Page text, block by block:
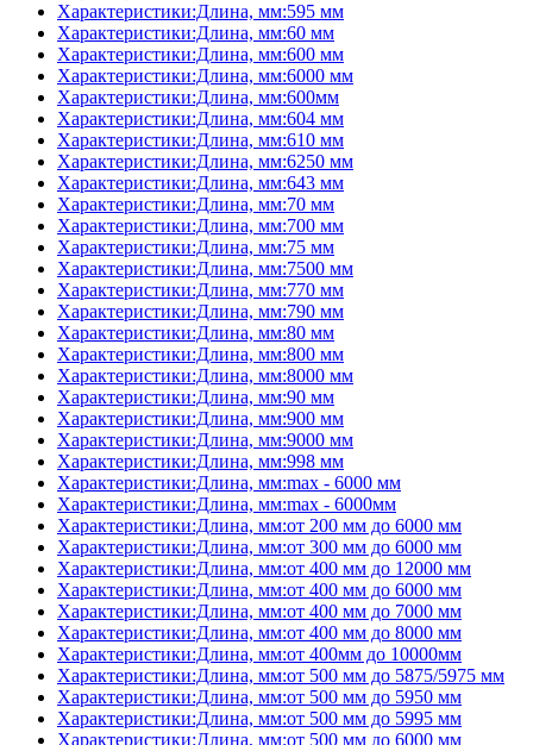
Характеристики:Длина, мм:595 мм
Характеристики:Длина, мм:60 мм
Характеристики:Длина, мм:600 мм
Характеристики:Длина, мм:6000 мм
Характеристики:Длина, мм:600мм
Характеристики:Длина, мм:604 мм
Характеристики:Длина, мм:610 мм
Характеристики:Длина, мм:6250 мм
Характеристики:Длина, мм:643 мм
Характеристики:Длина, мм:70 мм
Характеристики:Длина, мм:700 мм
Характеристики:Длина, мм:75 мм
Характеристики:Длина, мм:7500 мм
Характеристики:Длина, мм:770 мм
Характеристики:Длина, мм:790 мм
Характеристики:Длина, мм:80 мм
Характеристики:Длина, мм:800 мм
Характеристики:Длина, мм:8000 мм
Характеристики:Длина, мм:90 мм
Характеристики:Длина, мм:900 мм
Характеристики:Длина, мм:9000 мм
Характеристики:Длина, мм:998 мм
Характеристики:Длина, мм:max - 6000 мм
Характеристики:Длина, мм:max - 6000мм
Характеристики:Длина, мм:от 200 мм до 6000 мм
Характеристики:Длина, мм:от 300 мм до 6000 мм
Характеристики:Длина, мм:от 400 мм до 12000 мм
Характеристики:Длина, мм:от 400 мм до 6000 мм
Характеристики:Длина, мм:от 400 мм до 7000 мм
Характеристики:Длина, мм:от 400 мм до 8000 мм
Характеристики:Длина, мм:от 400мм до 10000мм
Характеристики:Длина, мм:от 500 мм до 5875/5975 мм
Характеристики:Длина, мм:от 500 мм до 5950 мм
Характеристики:Длина, мм:от 500 мм до 5995 мм
Характеристики:Длина, мм:от 500 мм до 6000 мм